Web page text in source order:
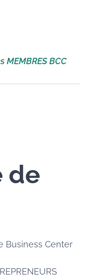
MEMBRES BCC
de
Business Center